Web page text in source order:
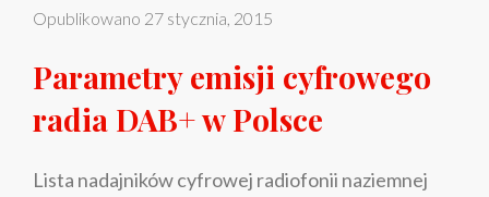
RADIA
Opublikowano 27 stycznia, 2015
Parametry emisji cyfrowego
radia DAB+ w Polsce
Lista nadajników cyfrowej radiofonii naziemnej